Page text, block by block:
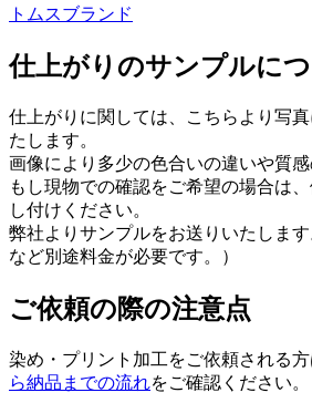
トムスブランド
仕上がりのサンプルに
仕上がりに関しては、こちらより写
たします。
画像により多少の色合いの違いや質感
もし現物での確認をご希望の場合は
し付けください。
弊社よりサンプルをお送りいたしま
など別途料金が必要です。）
ご依頼の際の注意点
染め・プリント加工をご依頼される
ら納品までの流れをご確認ください。